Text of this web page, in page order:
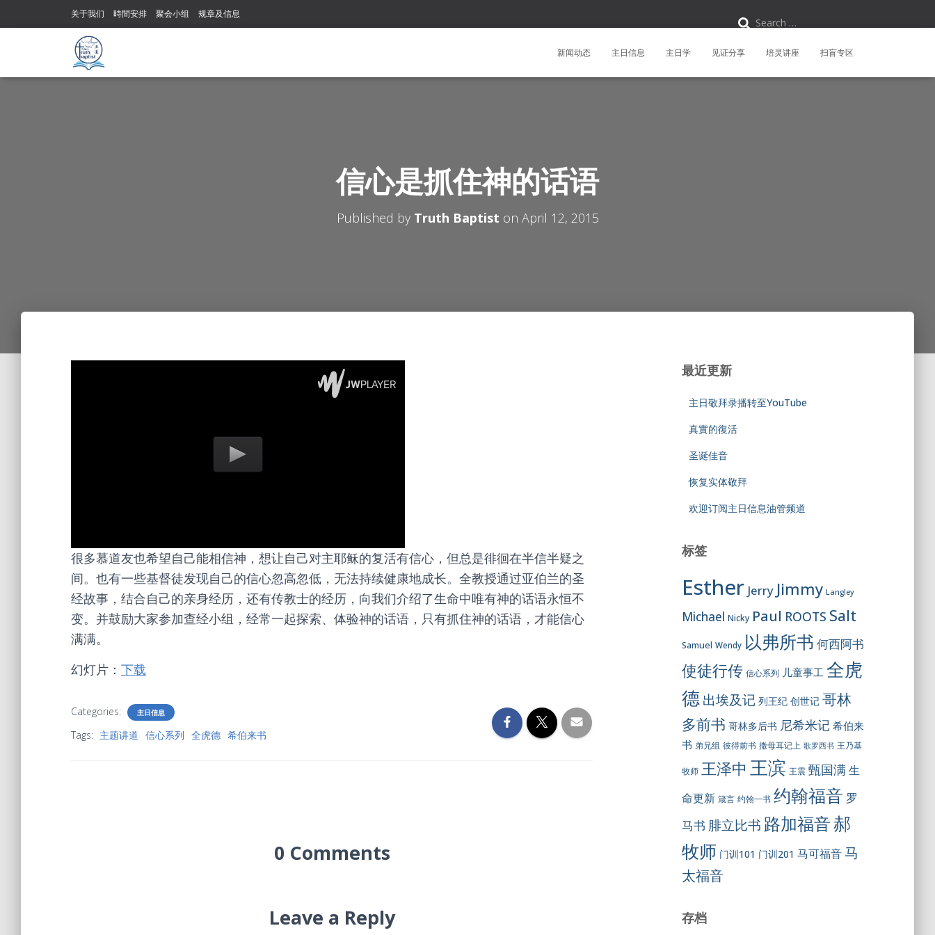
Search …
关于我们 時間安排 聚会小组 规章及信息
新闻动态 主日信息 主日学 见证分享 培灵讲座 扫盲专区
信心是抓住神的话语
Published by Truth Baptist on April 12, 2015
很多慕道友也希望自己能相信神，想让自己对主耶稣的复活有信心，但总是徘徊在半信半疑之
间。也有一些基督徒发现自己的信心忽高忽低，无法持续健康地成长。全教授通过亚伯兰的圣
经故事，结合自己的亲身经历，还有传教士的经历，向我们介绍了生命中唯有神的话语永恒不
变。并鼓励大家参加查经小组，经常一起探索、体验神的话语，只有抓住神的话语，才能信心
满满。
幻灯片： 下载
Categories: 主日信息
Tags: 主题讲道 信心系列 全虎德 希伯来书
0 Comments
Leave a Reply
最近更新
主日敬拜录播转至YouTube
真實的復活
圣诞佳音
恢复实体敬拜
欢迎订阅主日信息油管频道
标签
Esther Jerry Jimmy Langley
Michael Nicky Paul ROOTS Salt
Samuel Wendy 以弗所书 何西阿书
使徒行传 信心系列 儿童事工 全虎
德 出埃及记 列王纪 创世记 哥林
多前书 哥林多后书 尼希米记 希伯来
书 弟兄组 彼得前书 撒母耳记上 歌罗西书 王乃基
牧师 王泽中 王滨 王震 甄国满 生
命更新 箴言 约翰一书 约翰福音 罗
马书 腓立比书 路加福音郝
牧师 门训101 门训201 马可福音 马
太福音
存档